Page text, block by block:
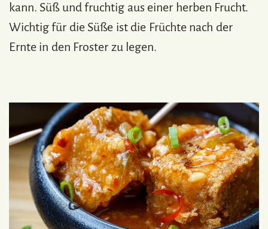
kann. Süß und fruchtig aus einer herben Frucht.
Wichtig für die Süße ist die Früchte nach der
Ernte in den Froster zu legen.